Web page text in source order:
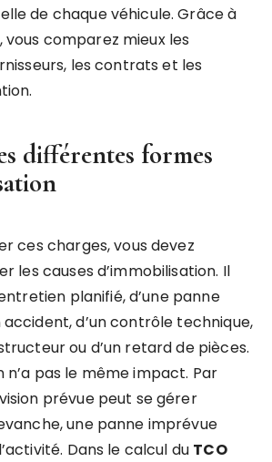
de chaque véhicule. Grâce à
comparez mieux les
les contrats et les
différentes formes
ces charges, vous devez
les causes d’immobilisation. Il
planifié, d’une panne
accident, d’un contrôle technique,
ou d’un retard de pièces.
n’a pas le même impact. Par
prévue peut se gérer
une panne imprévue
Dans le calcul du TCO